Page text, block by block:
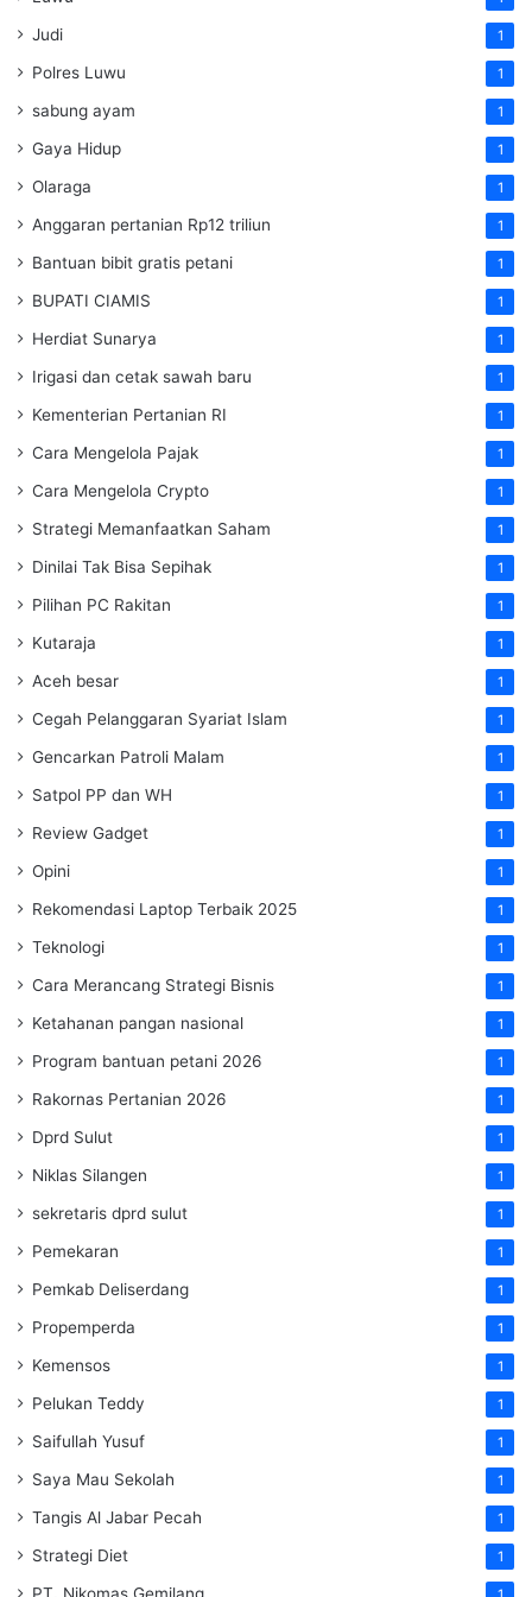
Judi 1
Polres Luwu 1
sabung ayam 1
Gaya Hidup 1
Olaraga 1
Anggaran pertanian Rp12 triliun 1
Bantuan bibit gratis petani 1
BUPATI CIAMIS 1
Herdiat Sunarya 1
Irigasi dan cetak sawah baru 1
Kementerian Pertanian RI 1
Cara Mengelola Pajak 1
Cara Mengelola Crypto 1
Strategi Memanfaatkan Saham 1
Dinilai Tak Bisa Sepihak 1
Pilihan PC Rakitan 1
Kutaraja 1
Aceh besar 1
Cegah Pelanggaran Syariat Islam 1
Gencarkan Patroli Malam 1
Satpol PP dan WH 1
Review Gadget 1
Opini 1
Rekomendasi Laptop Terbaik 2025 1
Teknologi 1
Cara Merancang Strategi Bisnis 1
Ketahanan pangan nasional 1
Program bantuan petani 2026 1
Rakornas Pertanian 2026 1
Dprd Sulut 1
Niklas Silangen 1
sekretaris dprd sulut 1
Pemekaran 1
Pemkab Deliserdang 1
Propemperda 1
Kemensos 1
Pelukan Teddy 1
Saifullah Yusuf 1
Saya Mau Sekolah 1
Tangis Al Jabar Pecah 1
Strategi Diet 1
PT. Nikomas Gemilang